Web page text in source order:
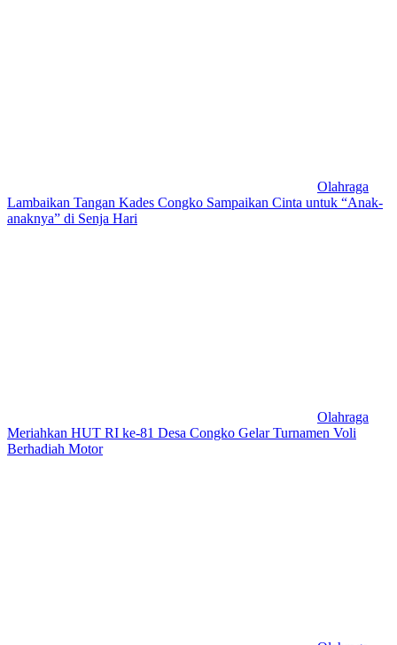
Olahraga
Lambaikan Tangan Kades Congko Sampaikan Cinta untuk “Anak-
anaknya” di Senja Hari
Olahraga
Meriahkan HUT RI ke-81 Desa Congko Gelar Turnamen Voli
Berhadiah Motor